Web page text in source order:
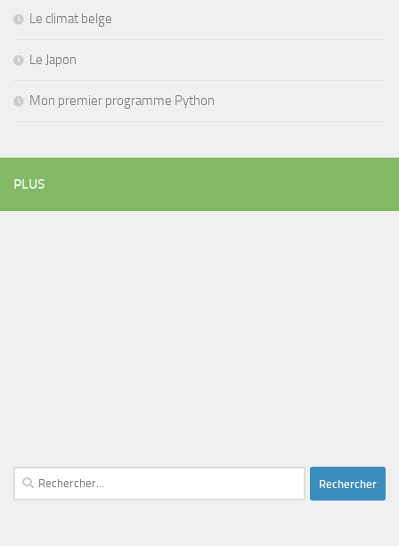
Le climat belge
Le Japon
Mon premier programme Python
PLUS
Rechercher :